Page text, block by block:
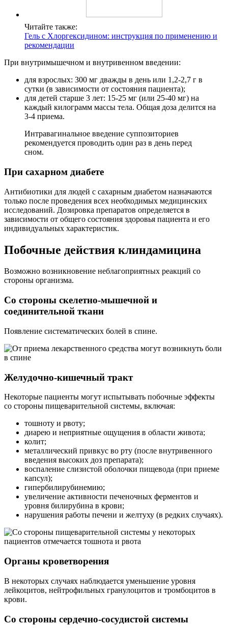
Читайте также:
Гель с Хлоргексидином: инструкция по применению и
рекомендации
При внутримышечном и внутривенном введении:
для взрослых: 300 мг дважды в день или 1,2-2,7 г в
сутки (в зависимости от состояния пациента);
для детей старше 3 лет: 15-25 мг (или 25-40 мг) на
каждый килограмм массы тела. Общая доза делится на
3-4 приема.
Интравагинальное введение суппозиториев
рекомендуется проводить один раз в день перед
сном.
При сахарном диабете
Антибиотики для людей с сахарным диабетом назначаются
только после проведения всех необходимых медицинских
исследований. Дозировка препаратов определяется в
зависимости от общего состояния здоровья пациента и его
индивидуальных характеристик.
Побочные действия клиндамицина
Возможно возникновение неблагоприятных реакций со
стороны организма.
Со стороны скелетно-мышечной и
соединительной ткани
Появление систематических болей в спине.
Желудочно-кишечный тракт
Некоторые пациенты могут испытывать побочные эффекты
со стороны пищеварительной системы, включая:
тошноту и рвоту;
диарею и неприятные ощущения в области живота;
колит;
металлический привкус во рту (после внутривенного
введения высоких доз препарата);
воспаление слизистой оболочки пищевода (при приеме
капсул);
гипербилирубинемию;
увеличение активности печеночных ферментов и
уровня билирубина в крови;
нарушения работы печени и желтуху (в редких случаях).
Органы кроветворения
В некоторых случаях наблюдается уменьшение уровня
лейкоцитов, нейтрофильных гранулоцитов и тромбоцитов в
крови.
Со стороны сердечно-сосудистой системы